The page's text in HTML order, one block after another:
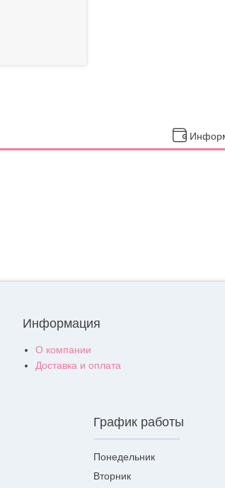
Информация
О компании
Доставка и оплата
График работы
Понедельник
Вторник